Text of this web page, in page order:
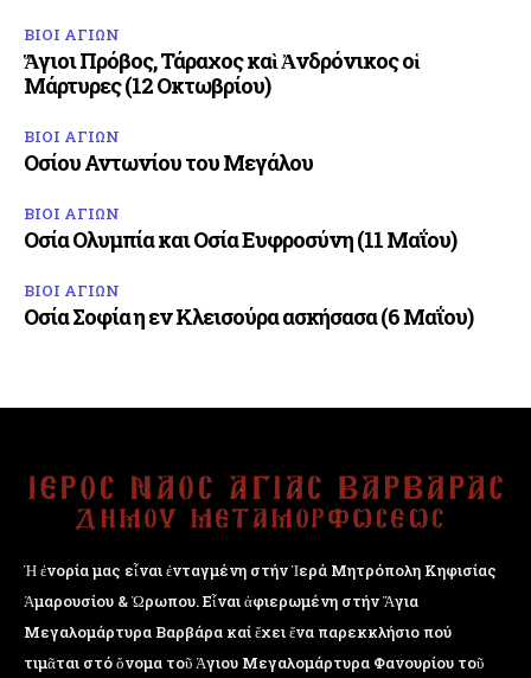
ΒΙΟΙ ΑΓΙΩΝ
Ἅγιοι Πρόβος, Τάραχος καὶ Ἀνδρόνικος οἱ
Μάρτυρες (12 Οκτωβρίου)
ΒΙΟΙ ΑΓΙΩΝ
Οσίου Αντωνίου του Μεγάλου
ΒΙΟΙ ΑΓΙΩΝ
Οσία Ολυμπία και Οσία Ευφροσύνη (11 Μαΐου)
ΒΙΟΙ ΑΓΙΩΝ
Οσία Σοφία η εν Κλεισούρα ασκήσασα (6 Μαΐου)
Ἡ ἐνορία μας εἶναι ἐνταγμένη στήν Ἱερά Μητρόπολη Κηφισίας
Ἁμαρουσίου & Ὠρωπου. Εἶναι ἀφιερωμένη στήν Ἅγια
Μεγαλομάρτυρα Βαρβάρα καί ἔχει ἕνα παρεκκλήσιο πού
τιμᾶται στό ὄνομα τοῦ Ἁγιου Μεγαλομάρτυρα Φανουρίου τοῦ